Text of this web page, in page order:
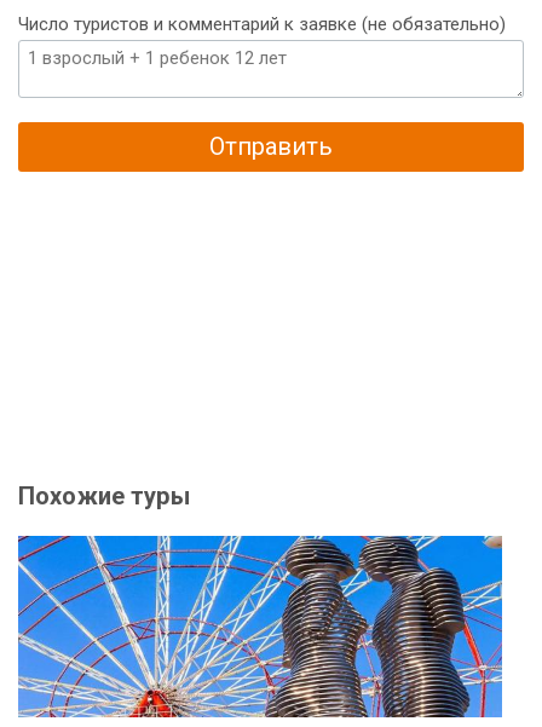
Число туристов и комментарий к заявке (не обязательно)
Отправить
Похожие туры